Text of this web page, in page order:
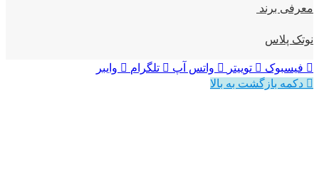
توییتر واتس آپ تلگرام
وایبر
به بالا